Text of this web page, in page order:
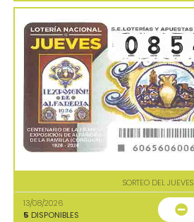
SORTEO DEL JUEVES
13/08/2026
5 DISPONIBLES